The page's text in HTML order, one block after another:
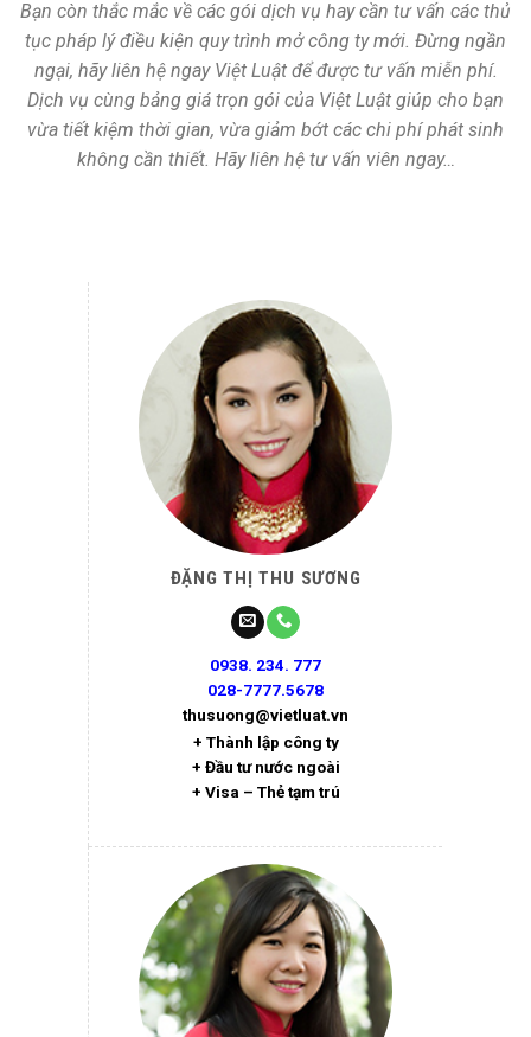
Bạn còn thắc mắc về các gói dịch vụ hay cần tư vấn các thủ
tục pháp lý điều kiện quy trình mở công ty mới. Đừng ngần
ngại, hãy liên hệ ngay Việt Luật để được tư vấn miễn phí.
Dịch vụ cùng bảng giá trọn gói của Việt Luật giúp cho bạn
vừa tiết kiệm thời gian, vừa giảm bớt các chi phí phát sinh
không cần thiết. Hãy liên hệ tư vấn viên ngay…
ĐẶNG THỊ THU SƯƠNG
0938. 234. 777
028-7777.5678
thusuong@vietluat.vn
+ Thành lập công ty
+ Đầu tư nước ngoài
+ Visa – Thẻ tạm trú